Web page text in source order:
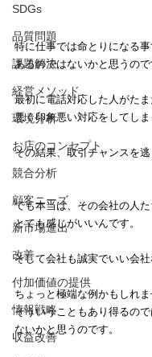
SDGs
品質問題
課題解決
経営メソッド
環境分析
お店のコンセプト
競合分析
顧客ニーズ
新市場進出
改善
付加価値の提供
情報戦略
収益改善
特に仕事では命とりになる事
あるのではないかと思うので
最初に電話対応した人がた
悪く印象悪い対応をしてしま
その結果、取引チャンスを逃
でも本当は、その会社の人た
とても感じがいいんです。
そして会社も誠実でいい会社
ちょっと極端な例かもしれま
そういうこともあり得るので
ないかと思うのです。